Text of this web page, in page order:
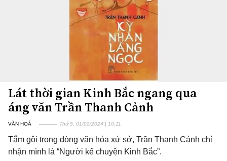
Lát thời gian Kinh Bắc ngang qua
áng văn Trần Thanh Cảnh
VĂN HOÁ Thứ 5, 01/02/2024 | 10:11
Tắm gội trong dòng văn hóa xứ sở, Trần Thanh Cảnh chỉ
nhận mình là “Người kể chuyện Kinh Bắc”.